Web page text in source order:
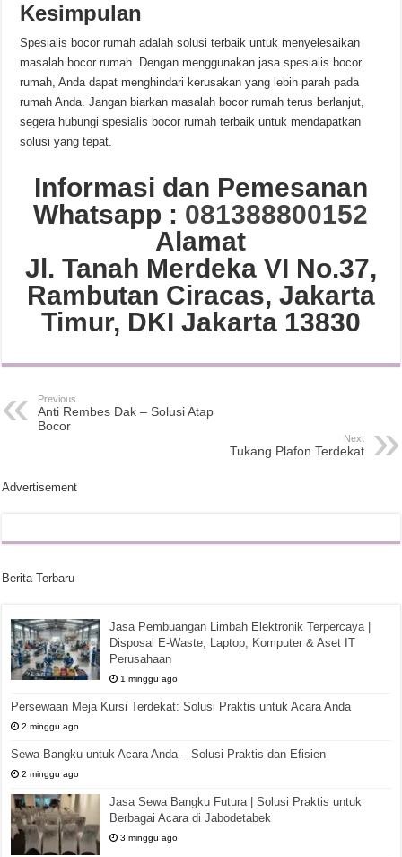
Kesimpulan
Spesialis bocor rumah adalah solusi terbaik untuk menyelesaikan
masalah bocor rumah. Dengan menggunakan jasa spesialis bocor
rumah, Anda dapat menghindari kerusakan yang lebih parah pada
rumah Anda. Jangan biarkan masalah bocor rumah terus berlanjut,
segera hubungi spesialis bocor rumah terbaik untuk mendapatkan
solusi yang tepat.
Informasi dan Pemesanan
Whatsapp : 081388800152
Alamat
Jl. Tanah Merdeka VI No.37,
Rambutan Ciracas, Jakarta
Timur, DKI Jakarta 13830
Previous
Anti Rembes Dak – Solusi Atap
Bocor
Next
Tukang Plafon Terdekat
Advertisement
Berita Terbaru
Jasa Pembuangan Limbah Elektronik Terpercaya |
Disposal E-Waste, Laptop, Komputer & Aset IT
Perusahaan
1 minggu ago
Persewaan Meja Kursi Terdekat: Solusi Praktis untuk Acara Anda
2 minggu ago
Sewa Bangku untuk Acara Anda – Solusi Praktis dan Efisien
2 minggu ago
Jasa Sewa Bangku Futura | Solusi Praktis untuk
Berbagai Acara di Jabodetabek
3 minggu ago